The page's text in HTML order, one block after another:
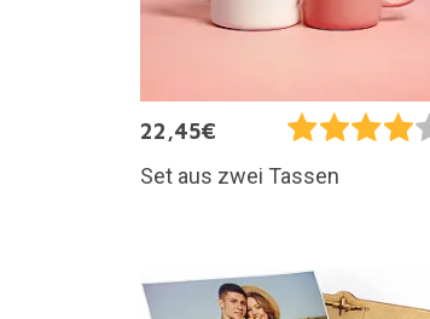
22,45€
Set aus zwei Tassen